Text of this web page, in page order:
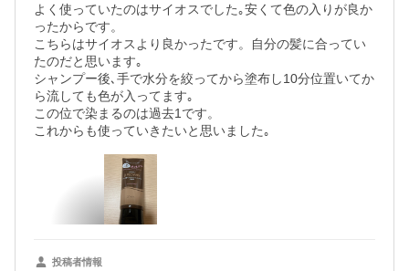
よく使っていたのはサイオスでした｡安くて色の入りが良か
ったからです。
こちらはサイオスより良かったです。自分の髪に合ってい
たのだと思います｡
シャンプー後､手で水分を絞ってから塗布し10分位置いてか
ら流しても色が入ってます｡
この位で染まるのは過去1です。
これからも使っていきたいと思いました｡
投稿者情報